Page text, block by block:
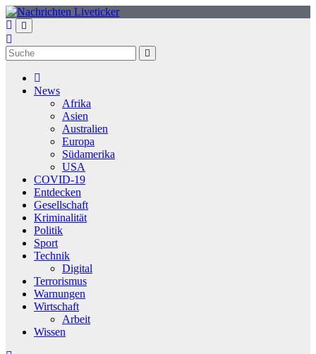
Zum
Inhalt
springen
News
Afrika
Asien
Australien
Europa
Südamerika
USA
COVID-19
Entdecken
Gesellschaft
Kriminalität
Politik
Sport
Technik
Digital
Terrorismus
Warnungen
Wirtschaft
Arbeit
Wissen